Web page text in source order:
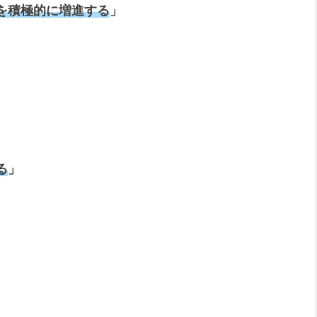
積極的に増進する 」
」